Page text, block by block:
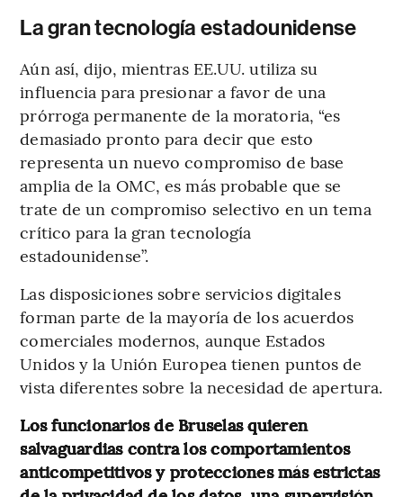
La gran tecnología estadounidense
Aún así, dijo, mientras EE.UU. utiliza su
influencia para presionar a favor de una
prórroga permanente de la moratoria, “es
demasiado pronto para decir que esto
representa un nuevo compromiso de base
amplia de la OMC, es más probable que se
trate de un compromiso selectivo en un tema
crítico para la gran tecnología
estadounidense”.
Las disposiciones sobre servicios digitales
forman parte de la mayoría de los acuerdos
comerciales modernos, aunque Estados
Unidos y la Unión Europea tienen puntos de
vista diferentes sobre la necesidad de apertura.
Los funcionarios de Bruselas quieren
salvaguardias contra los comportamientos
anticompetitivos y protecciones más estrictas